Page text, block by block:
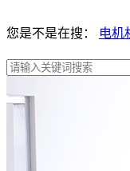
您是不是在搜： 电机